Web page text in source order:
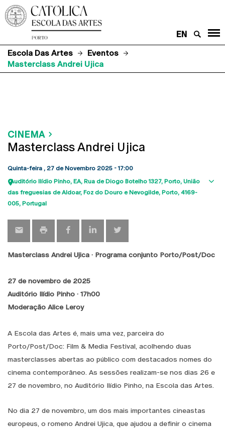
EN
Escola Das Artes
Eventos
Masterclass Andrei Ujica
CINEMA
Masterclass Andrei Ujica
Quinta-feira , 27 de Novembro 2025 - 17:00
Auditório Ilídio Pinho, EA Rua de Diogo Botelho 1327 Porto União
das freguesias de Aldoar, Foz do Douro e Nevogilde, Porto 4169-
005 Portugal
Masterclass Andrei Ujica · Programa conjunto Porto/Post/Doc
27 de novembro de 2025
Auditório Ilídio Pinho · 17h00
Moderação Alice Leroy
A Escola das Artes é, mais uma vez, parceira do
Porto/Post/Doc: Film & Media Festival, acolhendo duas
masterclasses abertas ao público com destacados nomes do
cinema contemporâneo. As sessões realizam-se nos dias 26 e
27 de novembro, no Auditório Ilídio Pinho, na Escola das Artes.
No dia 27 de novembro, um dos mais importantes cineastas
europeus, o romeno Andrei Ujica, que ajudou a definir o cinema